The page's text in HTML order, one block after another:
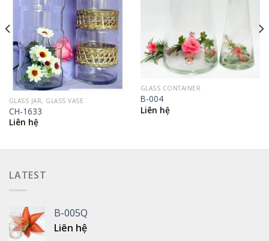
GLASS JAR, GLASS VASE
CH-1633
Liên hệ
GLASS CONTAINER
B-004
Liên hệ
LATEST
B-005Q
Liên hệ